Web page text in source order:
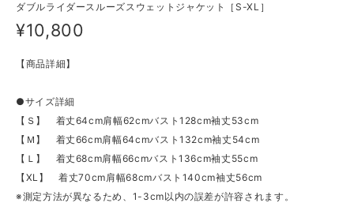
ダブルライダースルーズスウェットジャケット［S-XL］
¥10,800
【商品詳細】
●サイズ詳細
【Ｓ】 着丈64cm肩幅62cmバスト128cm袖丈53cm
【Ｍ】 着丈66cm肩幅64cmバスト132cm袖丈54cm
【Ｌ】 着丈68cm肩幅66cmバスト136cm袖丈55cm
【XL】 着丈70cm肩幅68cmバスト140cm袖丈56cm
※測定方法が異なるため、1-3cm以内の誤差が許容されます。